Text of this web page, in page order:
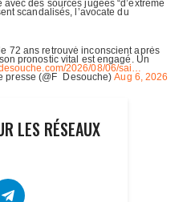
LES RÉSEAUX